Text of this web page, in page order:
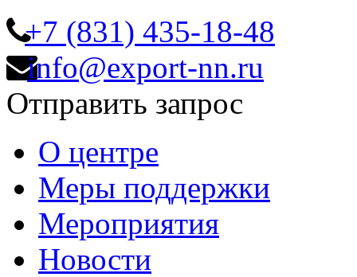
+7 (831) 435-18-48
info@export-nn.ru
Отправить запрос
О центре
Меры поддержки
Мероприятия
Новости